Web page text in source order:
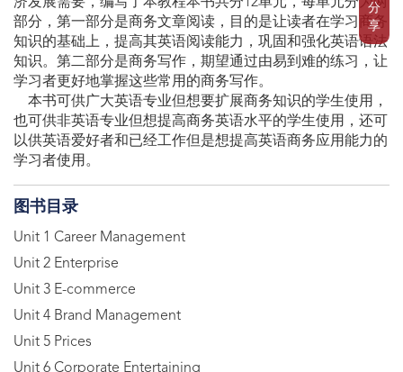
分
享
济发展需要，编写了本教程本书共分12单元，每单元分为两
部分，第一部分是商务文章阅读，目的是让读者在学习商务
知识的基础上，提高其英语阅读能力，巩固和强化英语语法
知识。第二部分是商务写作，期望通过由易到难的练习，让
学习者更好地掌握这些常用的商务写作。
本书可供广大英语专业但想要扩展商务知识的学生使用，
也可供非英语专业但想提高商务英语水平的学生使用，还可
以供英语爱好者和已经工作但是想提高英语商务应用能力的
学习者使用。
图书目录
Unit 1 Career Management
Unit 2 Enterprise
Unit 3 E-commerce
Unit 4 Brand Management
Unit 5 Prices
Unit 6 Corporate Entertaining